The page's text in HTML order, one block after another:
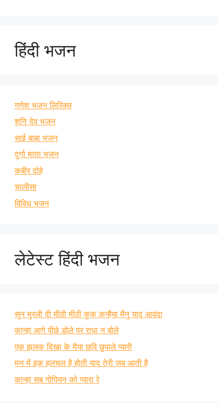
हिंदी भजन
गणेश भजन लिरिक्स
शनि देव भजन
साई बाबा भजन
दुर्गा माता भजन
कबीर दोहे
चालीसा
विविध भजन
लेटेस्ट हिंदी भजन
सुन मुरली दी मीठी मीठी कुक कन्हैया मैनु याद आवंदा
कान्हा आगे पीछे डोले पर राधा न बोले
एक झलक दिखा के मैया छवि छुपाले प्यारी
मन में इक हलचल है होती याद तेरी जब आती है
कान्हा सब गोपियन को प्यारा रे